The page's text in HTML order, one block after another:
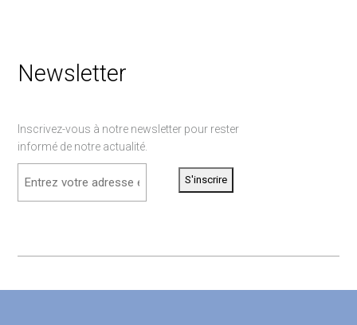
Newsletter
Inscrivez-vous à notre newsletter pour rester
informé de notre actualité.